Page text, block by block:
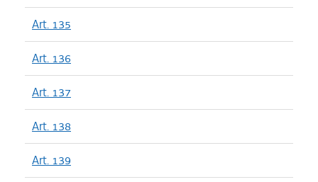
Art. 135
Art. 136
Art. 137
Art. 138
Art. 139